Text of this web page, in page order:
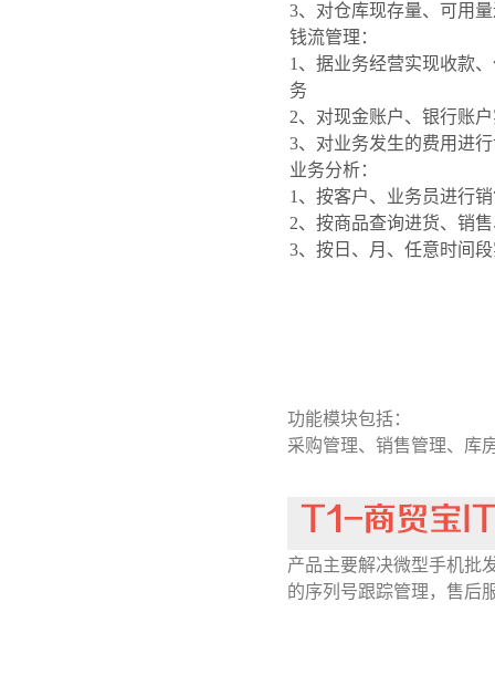
3、对仓库现存量、可用
钱流管理：
1、据业务经营实现收款
务
2、对现金账户、银行账
3、对业务发生的费用进
业务分析：
1、按客户、业务员进行
2、按商品查询进货、销
3、按日、月、任意时间
功能模块包括：
采购管理、销售管理、库
产品主要解决微型手机批
的序列号跟踪管理，售后